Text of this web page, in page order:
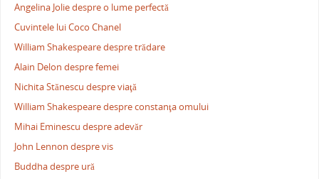
Angelina Jolie despre o lume perfectă
Cuvintele lui Coco Chanel
William Shakespeare despre trădare
Alain Delon despre femei
Nichita Stănescu despre viaţă
William Shakespeare despre constanţa omului
Mihai Eminescu despre adevăr
John Lennon despre vis
Buddha despre ură